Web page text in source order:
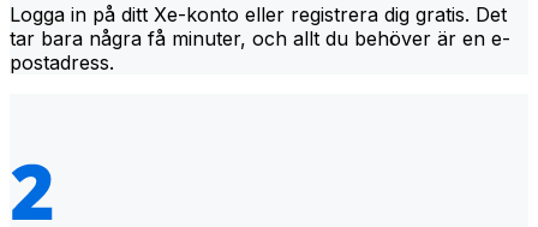
Logga in på ditt Xe-konto eller registrera dig gratis. Det
tar bara några få minuter, och allt du behöver är en e-
postadress.